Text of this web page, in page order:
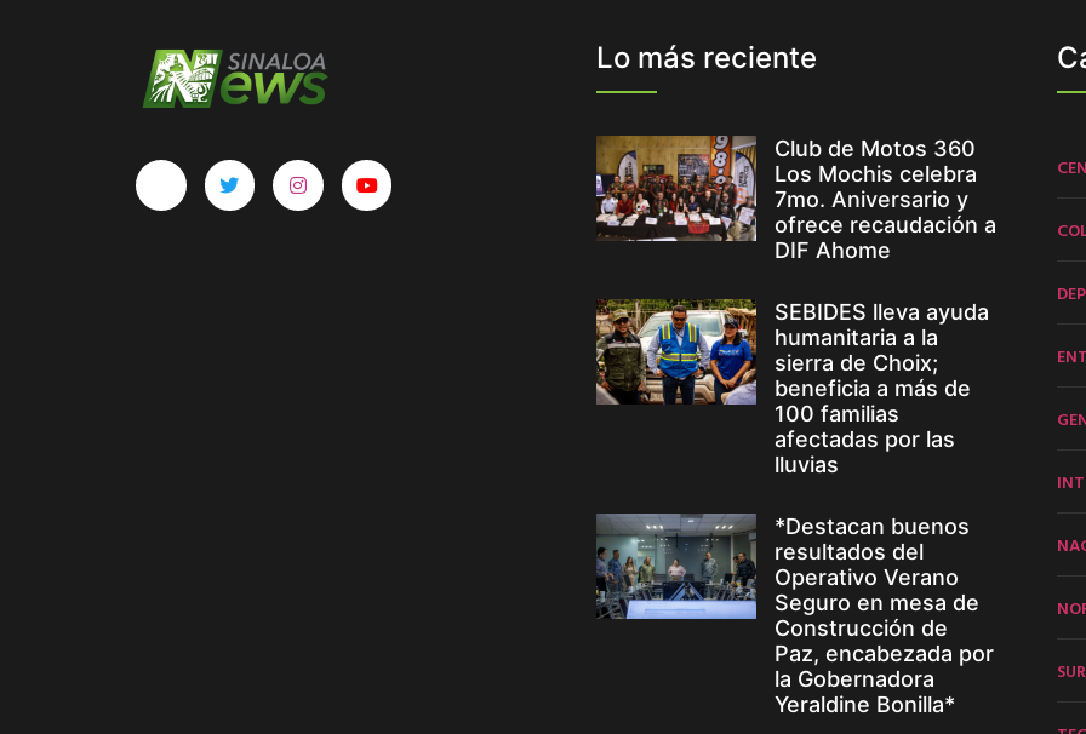
Lo más reciente
Club de Motos 360
Los Mochis celebra
7mo. Aniversario y
ofrece recaudación a
DIF Ahome
SEBIDES lleva ayuda
humanitaria a la
sierra de Choix;
beneficia a más de
100 familias
afectadas por las
lluvias
*Destacan buenos
resultados del
Operativo Verano
Seguro en mesa de
Construcción de
Paz, encabezada por
la Gobernadora
Yeraldine Bonilla*
SUR